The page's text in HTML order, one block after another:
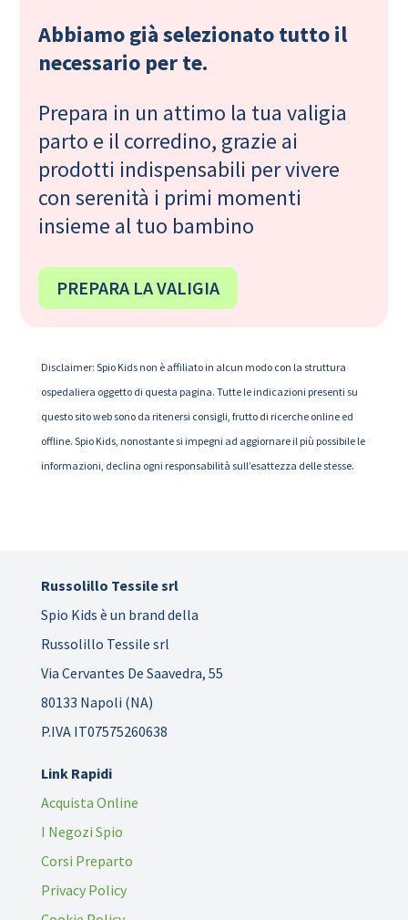
Abbiamo già selezionato tutto il
necessario per te.
Prepara in un attimo la tua valigia
parto e il corredino, grazie ai
prodotti indispensabili per vivere
con serenità i primi momenti
insieme al tuo bambino
PREPARA LA VALIGIA
Disclaimer: Spio Kids non è affiliato in alcun modo con la struttura
ospedaliera oggetto di questa pagina. Tutte le indicazioni presenti su
questo sito web sono da ritenersi consigli, frutto di ricerche online ed
offline. Spio Kids, nonostante si impegni ad aggiornare il più possibile le
informazioni, declina ogni responsabilità sull’esattezza delle stesse.
Russolillo Tessile srl
Spio Kids è un brand della
Russolillo Tessile srl
Via Cervantes De Saavedra, 55
80133 Napoli (NA)
P.IVA IT07575260638
Link Rapidi
Acquista Online
I Negozi Spio
Corsi Preparto
Privacy Policy